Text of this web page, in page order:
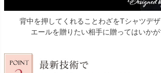
背中を押してくれることわざをTシャツデザ
エールを贈りたい相手に贈ってはいか